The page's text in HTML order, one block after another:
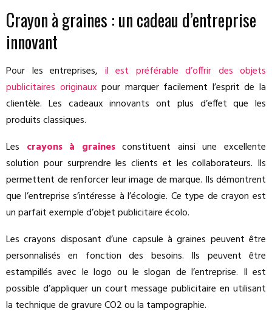
Crayon à graines : un cadeau d’entreprise
innovant
Pour les entreprises, il est préférable d’offrir des objets
publicitaires originaux pour marquer facilement l’esprit de la
clientèle. Les cadeaux innovants ont plus d’effet que les
produits classiques.
Les crayons à grainesconstituent ainsi une excellente
solution pour surprendre les clients et les collaborateurs. Ils
permettent de renforcer leur image de marque. Ils démontrent
que l’entreprise s’intéresse à l’écologie. Ce type de crayon est
un parfait exemple d’objet publicitaire écolo.
Les crayons disposant d’une capsule à graines peuvent être
personnalisés en fonction des besoins. Ils peuvent être
estampillés avec le logo ou le slogan de l’entreprise. Il est
possible d’appliquer un court message publicitaire en utilisant
la technique de gravure CO2 ou la tampographie.